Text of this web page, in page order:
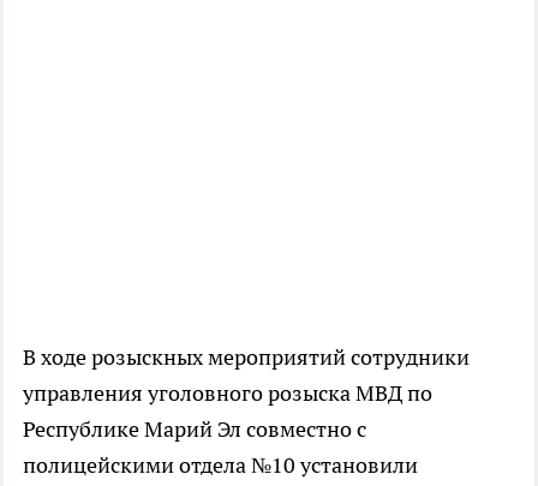
В ходе розыскных мероприятий сотрудники
управления уголовного розыска МВД по
Республике Марий Эл совместно с
полицейскими отдела №10 установили